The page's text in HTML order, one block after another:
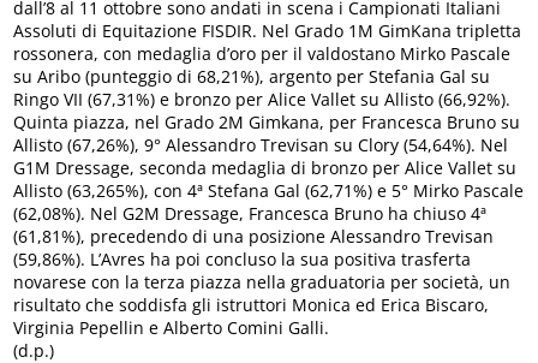
dall’8 al 11 ottobre sono andati in scena i Campionati Italiani
Assoluti di Equitazione FISDIR. Nel Grado 1M GimKana tripletta
rossonera, con medaglia d’oro per il valdostano Mirko Pascale
su Aribo (punteggio di 68,21%), argento per Stefania Gal su
Ringo VII (67,31%) e bronzo per Alice Vallet su Allisto (66,92%).
Quinta piazza, nel Grado 2M Gimkana, per Francesca Bruno su
Allisto (67,26%), 9° Alessandro Trevisan su Clory (54,64%). Nel
G1M Dressage, seconda medaglia di bronzo per Alice Vallet su
Allisto (63,265%), con 4ª Stefana Gal (62,71%) e 5° Mirko Pascale
(62,08%). Nel G2M Dressage, Francesca Bruno ha chiuso 4ª
(61,81%), precedendo di una posizione Alessandro Trevisan
(59,86%). L’Avres ha poi concluso la sua positiva trasferta
novarese con la terza piazza nella graduatoria per società, un
risultato che soddisfa gli istruttori Monica ed Erica Biscaro,
Virginia Pepellin e Alberto Comini Galli.
(d.p.)